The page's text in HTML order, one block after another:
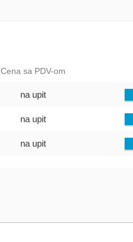
Cena sa PDV-om
na upit
na upit
na upit